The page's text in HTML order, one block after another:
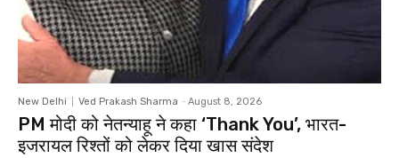
New Delhi Ved Prakash Sharma - August 8, 2026
PM मोदी को नेतन्याहू ने कहा ‘Thank You’, भारत-
इजरायल रिश्तों को लेकर दिया खास संदेश